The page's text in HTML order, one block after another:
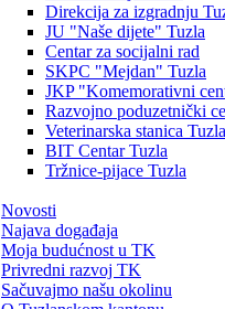
Direkcija za izgradnju
JU "Naše dijete" Tuzla
Centar za socijalni rad
SKPC "Mejdan" Tuzla
JKP "Komemorativni
Razvojno poduzetnički
Veterinarska stanica Tuzla
BIT Centar Tuzla
Tržnice-pijace Tuzla
Novosti
Najava događaja
Moja budućnost u TK
Privredni razvoj TK
Sačuvajmo našu okolinu